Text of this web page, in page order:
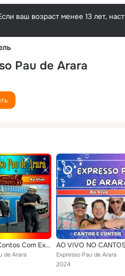
ваш возраст менее 13 лет,
Pau de Arara
Cantos & Contos Com Expresso Pau de Arara Ao Vivo 2012
de Arara
Expresso Pau de Arara
2024